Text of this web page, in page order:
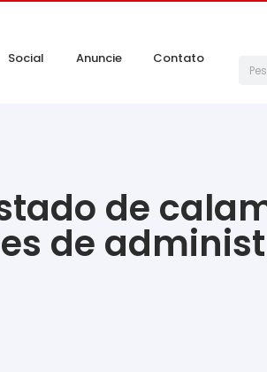
Social Anuncie Contato
de
de